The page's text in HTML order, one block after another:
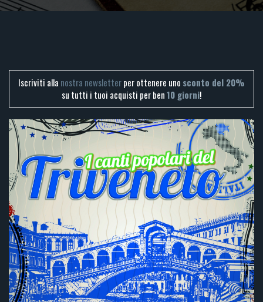
Iscriviti alla nostra newsletterper ottenere uno sconto del 20%
su tutti i tuoi acquisti per ben10 giorni!